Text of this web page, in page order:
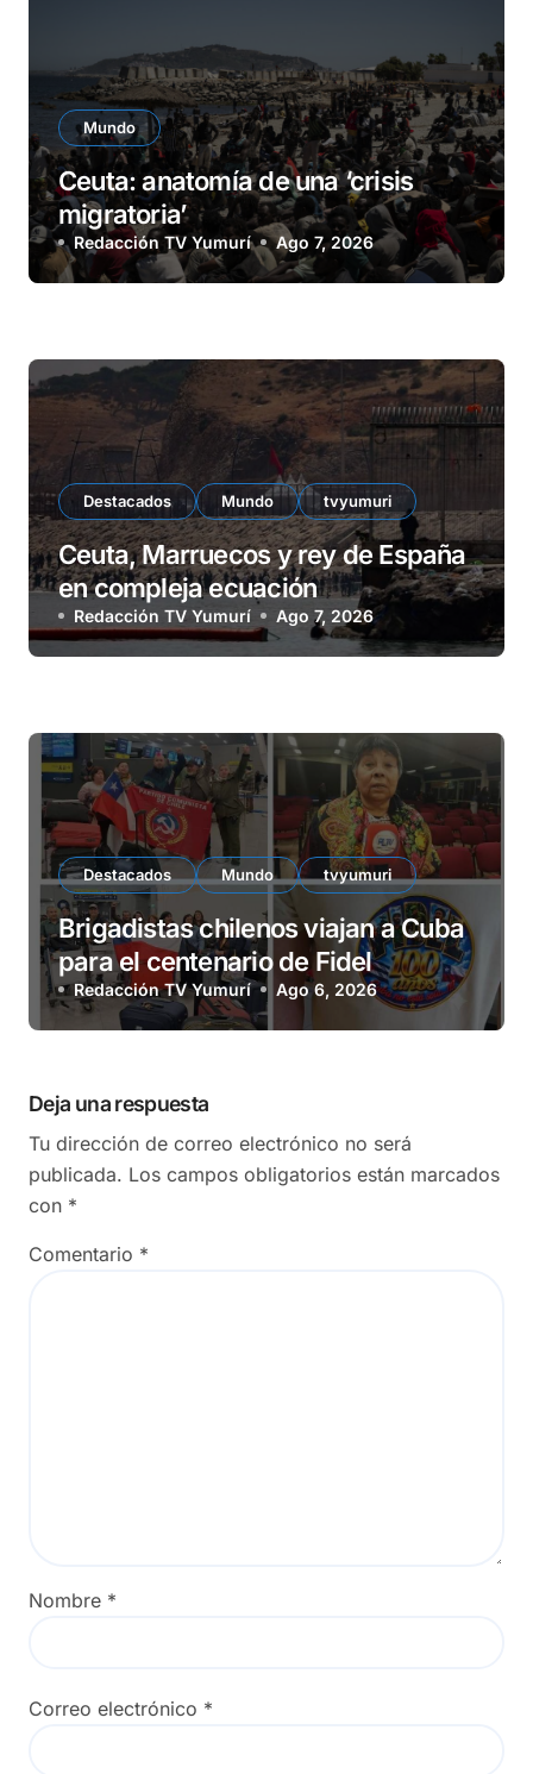
Mundo
Ceuta: anatomía de una ‘crisis
migratoria’
Redacción TV Yumurí Ago 7, 2026
Destacados Mundo tvyumuri
Ceuta, Marruecos y rey de España
en compleja ecuación
Redacción TV Yumurí Ago 7, 2026
Destacados Mundo tvyumuri
Brigadistas chilenos viajan a Cuba
para el centenario de Fidel
Redacción TV Yumurí Ago 6, 2026
Deja una respuesta
Tu dirección de correo electrónico no será
publicada. Los campos obligatorios están marcados
con *
Comentario *
Nombre *
Correo electrónico *